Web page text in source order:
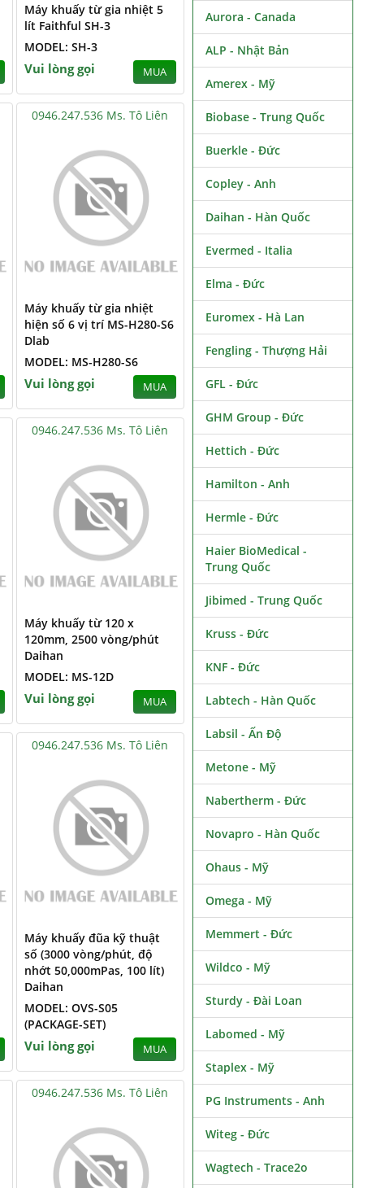
Máy khuấy từ gia nhiệt 5
lít Faithful SH-3
MODEL: SH-3
Vui lòng gọi MUA
0946.247.536 Ms. Tô Liên
Máy khuấy từ gia nhiệt
hiện số 6 vị trí MS-H280-S6
Dlab
MODEL: MS-H280-S6
Vui lòng gọi MUA
0946.247.536 Ms. Tô Liên
Máy khuấy từ 120 x
120mm, 2500 vòng/phút
Daihan
MODEL: MS-12D
Vui lòng gọi MUA
0946.247.536 Ms. Tô Liên
Máy khuấy đũa kỹ thuật
số (3000 vòng/phút, độ
nhớt 50,000mPas, 100 lít)
Daihan
MODEL: OVS-S05
(PACKAGE-SET)
Vui lòng gọi MUA
0946.247.536 Ms. Tô Liên
Aurora - Canada
ALP - Nhật Bản
Amerex - Mỹ
Biobase - Trung Quốc
Buerkle - Đức
Copley - Anh
Daihan - Hàn Quốc
Evermed - Italia
Elma - Đức
Euromex - Hà Lan
Fengling - Thượng Hải
GFL - Đức
GHM Group - Đức
Hettich - Đức
Hamilton - Anh
Hermle - Đức
Haier BioMedical -
Trung Quốc
Jibimed - Trung Quốc
Kruss - Đức
KNF - Đức
Labtech - Hàn Quốc
Labsil - Ấn Độ
Metone - Mỹ
Nabertherm - Đức
Novapro - Hàn Quốc
Ohaus - Mỹ
Omega - Mỹ
Memmert - Đức
Wildco - Mỹ
Sturdy - Đài Loan
Labomed - Mỹ
Staplex - Mỹ
PG Instruments - Anh
Witeg - Đức
Wagtech - Trace2o